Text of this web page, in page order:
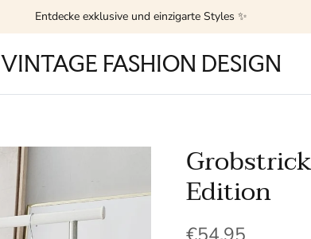
Entdecke exklusive und einzigarte Styles ✨
VINTAGE FASHION DESIGN
Edition